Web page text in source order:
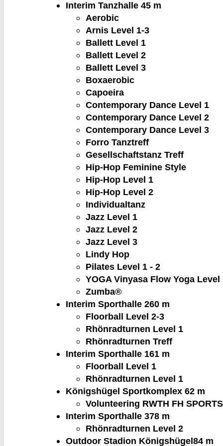
Interim Tanzhalle 45 m
Aerobic
Arnis Level 1-3
Ballett Level 1
Ballett Level 2
Ballett Level 3
Boxaerobic
Capoeira
Contemporary Dance Level 1
Contemporary Dance Level 2
Contemporary Dance Level 3
Forro Tanztreff
Gesellschaftstanz Treff
Hip-Hop Feminine Style
Hip-Hop Level 1
Hip-Hop Level 2
Individualtanz
Jazz Level 1
Jazz Level 2
Jazz Level 3
Lindy Hop
Pilates Level 1 - 2
YOGA Vinyasa Flow Yoga Level
Zumba®
Interim Sporthalle 260 m
Floorball Level 2-3
Rhönradturnen Level 1
Rhönradturnen Treff
Interim Sporthalle 161 m
Floorball Level 1
Rhönradturnen Level 1
Königshügel Sportkomplex 62 m
Volunteering RWTH FH
Interim Sporthalle 378 m
Rhönradturnen Level 2
Outdoor Stadion Königshügel84 m